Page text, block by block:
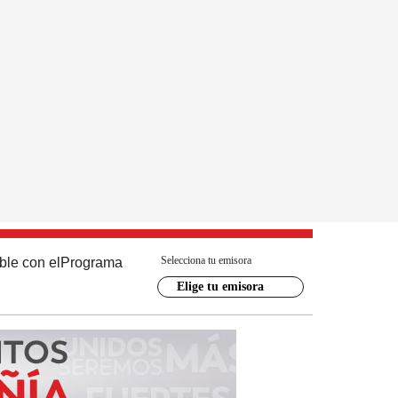
con el Programa Selecciona tu emisora
Elige tu emisora